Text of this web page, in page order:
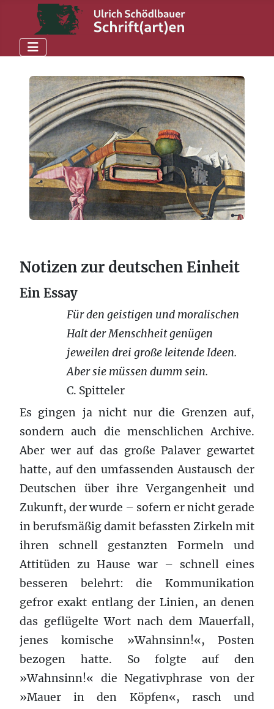
Notizen zur deutschen Einheit
Ein Essay
Für den geistigen und moralischen
Halt der Menschheit genügen
jeweilen drei große leitende Ideen.
Aber sie müssen dumm sein.
C. Spitteler
Es gingen ja nicht nur die Grenzen auf,
sondern auch die menschlichen Archive.
Aber wer auf das große Palaver gewartet
hatte, auf den umfassenden Austausch der
Deutschen über ihre Vergangenheit und
Zukunft, der wurde – sofern er nicht gerade
in berufsmäßig damit befassten Zirkeln mit
ihren schnell gestanzten Formeln und
Attitüden zu Hause war – schnell eines
besseren belehrt: die Kommunikation
gefror exakt entlang der Linien, an denen
das geflügelte Wort nach dem Mauerfall,
jenes komische »Wahnsinn!«, Posten
bezogen hatte. So folgte auf den
»Wahnsinn!« die Negativphrase von der
»Mauer in den Köpfen«, rasch und